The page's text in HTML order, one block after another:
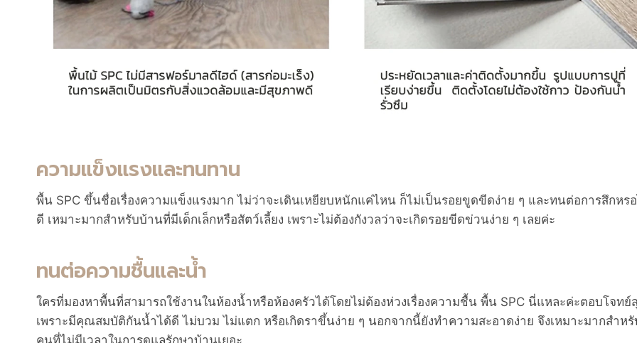
ความแข็งแรงและทนทาน
พื้น SPC ขึ้นชื่อเรื่องความแข็งแรงมาก ไม่ว่าจะเดินเหยียบหนักแค่ไหน ก็ไม่เป็นรอยขูดขีดง่าย ๆ และทนต่อการสึกหร
ดี เหมาะมากสำหรับบ้านที่มีเด็กเล็กหรือสัตว์เลี้ยง เพราะไม่ต้องกังวลว่าจะเกิดรอยขีดข่วนง่าย ๆ เลยค่ะ
ทนต่อความชื้นและน้ำ
ใครที่มองหาพื้นที่สามารถใช้งานในห้องน้ำหรือห้องครัวได้โดยไม่ต้องห่วงเรื่องความชื้น พื้น SPC นี่แหละค่ะตอบโจทย์
เพราะมีคุณสมบัติกันน้ำได้ดี ไม่บวม ไม่แตก หรือเกิดราขึ้นง่าย ๆ นอกจากนี้ยังทำความสะอาดง่าย จึงเหมาะมากสำหรั
คนที่ไม่มีเวลาในการดูแลรักษาบ้านเยอะ